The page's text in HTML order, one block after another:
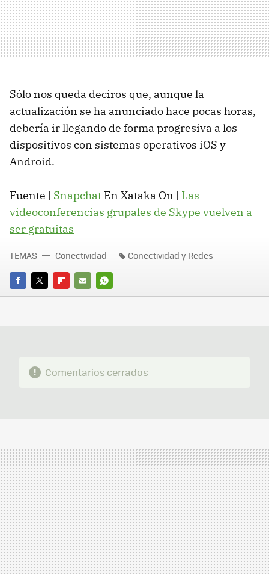
Sólo nos queda deciros que, aunque la
actualización se ha anunciado hace pocas horas,
debería ir llegando de forma progresiva a los
dispositivos con sistemas operativos iOS y
Android.
Fuente | Snapchat En Xataka On | Las
videoconferencias grupales de Skype vuelven a
ser gratuitas
FACEBOOK
TWITTERFLIPBOARD
E-
WHATSAPP
TEMAS Conectividad Conectividad y Redes
Comentarios cerrados